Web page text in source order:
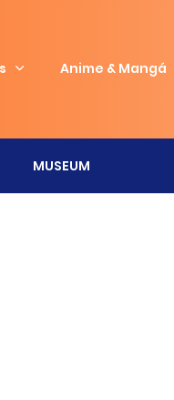
Anime & Mangá
MUSEUM